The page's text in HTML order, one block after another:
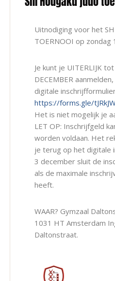
Uitnodiging voor het
TOERNOOI op
Je kunt je UITERLIJK
DECEMBER
digitale
https://forms.gle/
Het is niet mogelijk je
LET OP: Inschrijfgeld
worden voldaan. Het
je terug op het digitale
3 december sluit de
als de maximale
heeft.
WAAR? Gymzaal
1031 HT Amsterdam
Daltonstraat.